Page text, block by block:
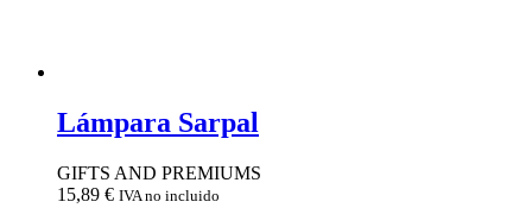
Lámpara Sarpal
GIFTS AND PREMIUMS
15,89 € IVA no incluido